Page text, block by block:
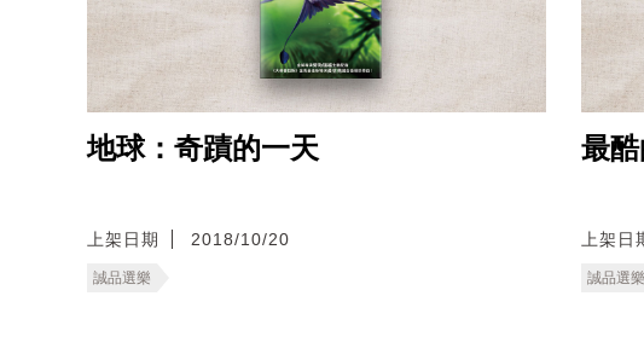
地球：奇蹟的一天
上架日期 2018/10/20
誠品選樂
最酷
上架日
誠品選樂